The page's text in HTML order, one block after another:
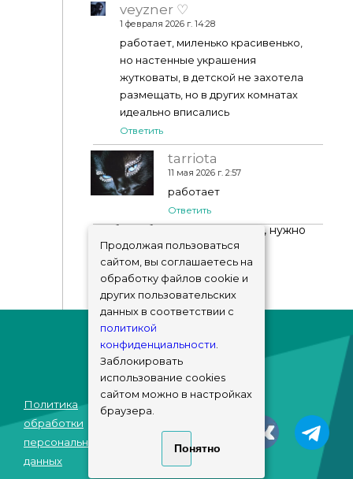
veyzner ♡
1 февраля 2026 г. 14:28
работает, миленько красивенько,
но настенные украшения
жутковаты, в детской не захотела
размещать, но в других комнатах
идеально вписались
Ответить
tarriota
11 мая 2026 г. 2:57
работает
Ответить
Чтобы добавить комментарий, нужно
авторизоваться!
Политика
обработки
персональных
данных
© sims-market
2018 - 2026
Продолжая пользоваться
сайтом, вы соглашаетесь на
обработку файлов cookie и
других пользовательских
данных в соответствии с
политикой
конфиденциальности.
Заблокировать
использование cookies
сайтом можно в настройках
браузера.
Понятно